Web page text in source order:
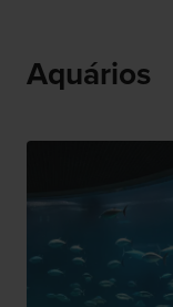
Aquários